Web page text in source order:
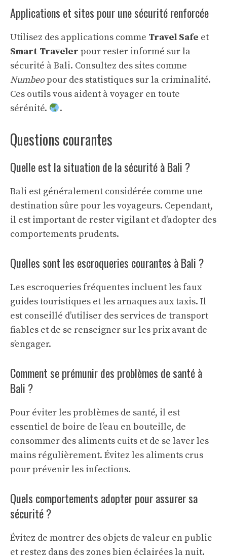
Applications et sites pour une sécurité renforcée
Utilisez des applications comme Travel Safe et
Smart Traveler pour rester informé sur la
sécurité à Bali. Consultez des sites comme
Numbeopour des statistiques sur la criminalité.
Ces outils vous aident à voyager en toute
sérénité.
.
Questions courantes
Quelle est la situation de la sécurité à Bali ?
Bali est généralement considérée comme une
destination sûre pour les voyageurs. Cependant,
il est important de rester vigilant et d’adopter des
comportements prudents.
Quelles sont les escroqueries courantes à Bali ?
Les escroqueries fréquentes incluent les faux
guides touristiques et les arnaques aux taxis. Il
est conseillé d’utiliser des services de transport
fiables et de se renseigner sur les prix avant de
s’engager.
Comment se prémunir des problèmes de santé à
Bali ?
Pour éviter les problèmes de santé, il est
essentiel de boire de l’eau en bouteille, de
consommer des aliments cuits et de se laver les
mains régulièrement. Évitez les aliments crus
pour prévenir les infections.
Quels comportements adopter pour assurer sa
sécurité ?
Évitez de montrer des objets de valeur en public
et restez dans des zones bien éclairées la nuit.